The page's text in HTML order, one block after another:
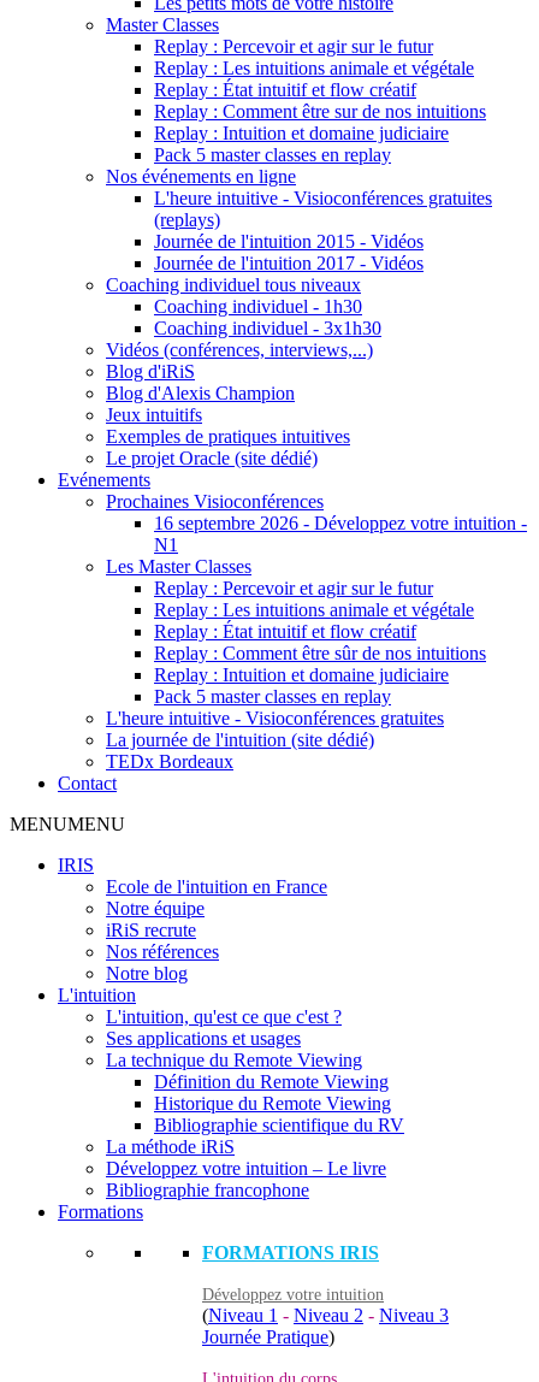
Master Classes
Replay : Percevoir et agir sur le futur
Replay : Les intuitions animale et végétale
Replay : État intuitif et flow créatif
Replay : Comment être sur de nos intuitions
Replay : Intuition et domaine judiciaire
Pack 5 master classes en replay
Nos événements en ligne
L'heure intuitive - Visioconférences gratuites
(replays)
Journée de l'intuition 2015 - Vidéos
Journée de l'intuition 2017 - Vidéos
Coaching individuel tous niveaux
Coaching individuel - 1h30
Coaching individuel - 3x1h30
Vidéos (conférences, interviews,...)
Blog d'iRiS
Blog d'Alexis Champion
Jeux intuitifs
Exemples de pratiques intuitives
Le projet Oracle (site dédié)
Evénements
Prochaines Visioconférences
16 septembre 2026 - Développez votre intuition -
N1
Les Master Classes
Replay : Percevoir et agir sur le futur
Replay : Les intuitions animale et végétale
Replay : État intuitif et flow créatif
Replay : Comment être sûr de nos intuitions
Replay : Intuition et domaine judiciaire
Pack 5 master classes en replay
L'heure intuitive - Visioconférences gratuites
La journée de l'intuition (site dédié)
TEDx Bordeaux
Contact
MENUMENU
IRIS
Ecole de l'intuition en France
Notre équipe
iRiS recrute
Nos références
Notre blog
L'intuition
L'intuition, qu'est ce que c'est ?
Ses applications et usages
La technique du Remote Viewing
Définition du Remote Viewing
Historique du Remote Viewing
Bibliographie scientifique du RV
La méthode iRiS
Développez votre intuition – Le livre
Bibliographie francophone
Formations
FORMATIONS IRIS
Développez votre intuition
(Niveau 1 - Niveau 2 - Niveau 3
Journée Pratique)